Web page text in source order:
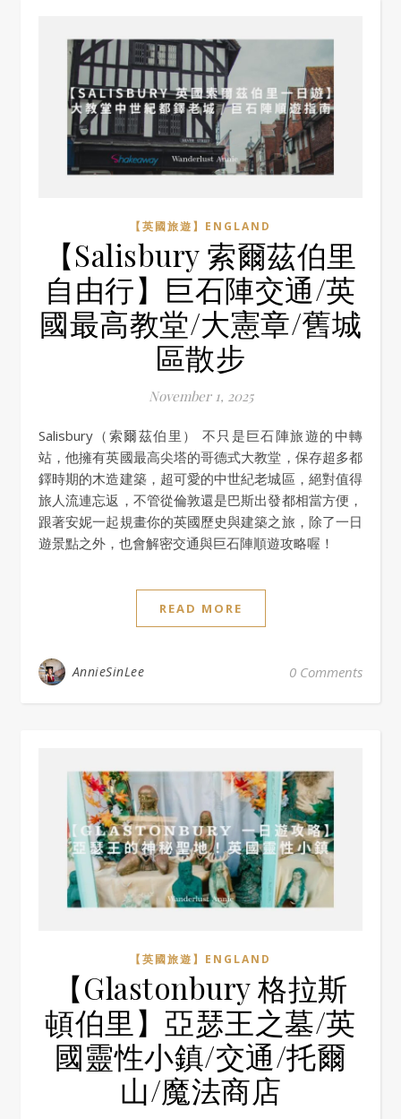
【英國旅遊】ENGLAND
【Salisbury 索爾茲伯里
自由行】巨石陣交通/英
國最高教堂/大憲章/舊城
區散步
November 1, 2025
Salisbury（索爾茲伯里） 不只是巨石陣旅遊的中轉
站，他擁有英國最高尖塔的哥德式大教堂，保存超多都
鐸時期的木造建築，超可愛的中世紀老城區，絕對值得
旅人流連忘返，不管從倫敦還是巴斯出發都相當方便，
跟著安妮一起規畫你的英國歷史與建築之旅，除了一日
遊景點之外，也會解密交通與巨石陣順遊攻略喔！
READ MORE
AnnieSinLee 0 Comments
【英國旅遊】ENGLAND
【Glastonbury 格拉斯
頓伯里】亞瑟王之墓/英
國靈性小鎮/交通/托爾
山/魔法商店